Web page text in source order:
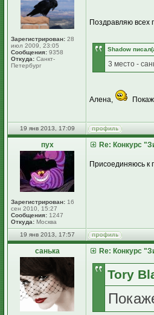
Зарегистрирован: 28
июл 2009, 23:05
Сообщения: 9358
Откуда: Санкт-
Петербург
Поздравляю всех
Shadow
3 место -
Алена,
19 янв 2013, 17:09
пух
Зарегистрирован: 16
сен 2010, 15:27
Сообщения: 1247
Откуда: Москва
Re: Конкурс
Присоединяюсь к
19 янв 2013, 17:57
санька Re: Конкурс
Tory